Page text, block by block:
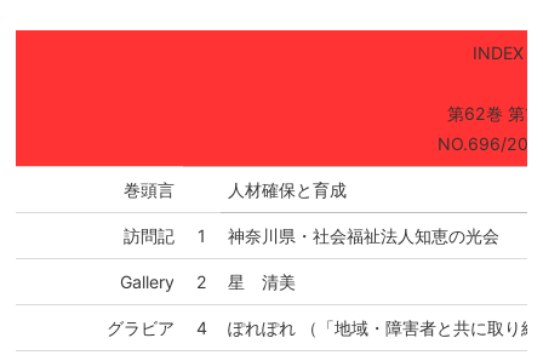
INDEX
第62巻 第1
NO.696/
巻頭言 人材確保と育成
訪問記 1 神奈川県・社会福祉法人知恵の光会
Gallery 2 星 清美
グラビア 4 ぽれぽれ （「地域・障害者と共に取り